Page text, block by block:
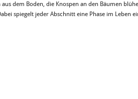
dem Boden, die Knospen an den Bäumen
spiegelt jeder Abschnitt eine Phase im Leben